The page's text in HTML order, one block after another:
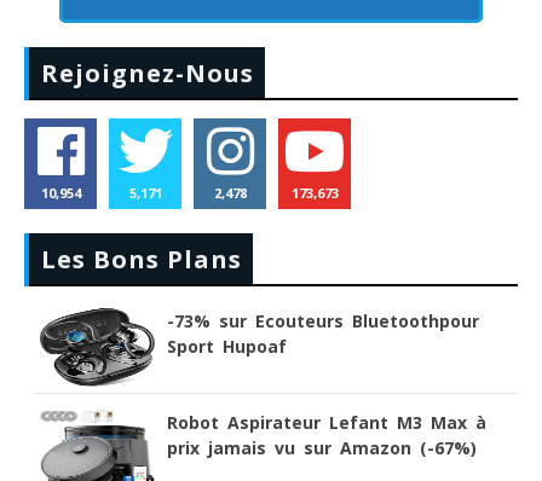
Rejoignez-Nous
10,954 5,171 2,478 173,673
Les Bons Plans
-73% sur Ecouteurs Bluetoothpour
Sport Hupoaf
Robot Aspirateur Lefant M3 Max à
prix jamais vu sur Amazon (-67%)